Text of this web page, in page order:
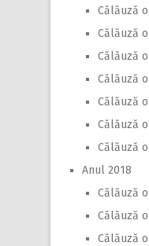
Călăuză
Călăuză
Călăuză
Călăuză
Călăuză
Călăuză
Călăuză
Anul 2018
Călăuză
Călăuză
Călăuză